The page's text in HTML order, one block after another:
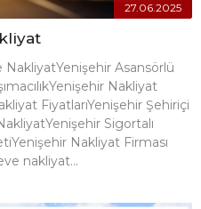
27.06.2025
NakliyatYenişehir Asansörlü
Nakliyat
FiyatlarıYenişehir Şehiriçi
Sigortalı
Nakliyat Firması
nakliyat...